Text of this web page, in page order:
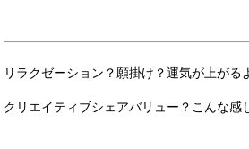
リラクゼーション？願掛け？運気が上がる
クリエイティブシェアバリュー？こんな感